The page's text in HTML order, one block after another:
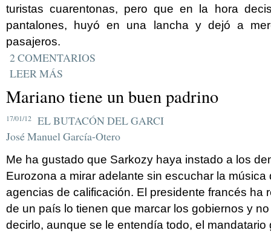
turistas cuarentonas, pero que en la hora
pantalones, huyó en una lancha y dejó a
pasajeros.
2 COMENTARIOS
LEER MÁS
Mariano tiene un buen padrino
17/01/12
EL BUTACÓN DEL GARCI
José Manuel García-Otero
Me ha gustado que Sarkozy haya instado a los
Eurozona a mirar adelante sin escuchar la
agencias de calificación. El presidente francés ha
de un país lo tienen que marcar los gobiernos y
decirlo, aunque se le entendía todo, el mandatario